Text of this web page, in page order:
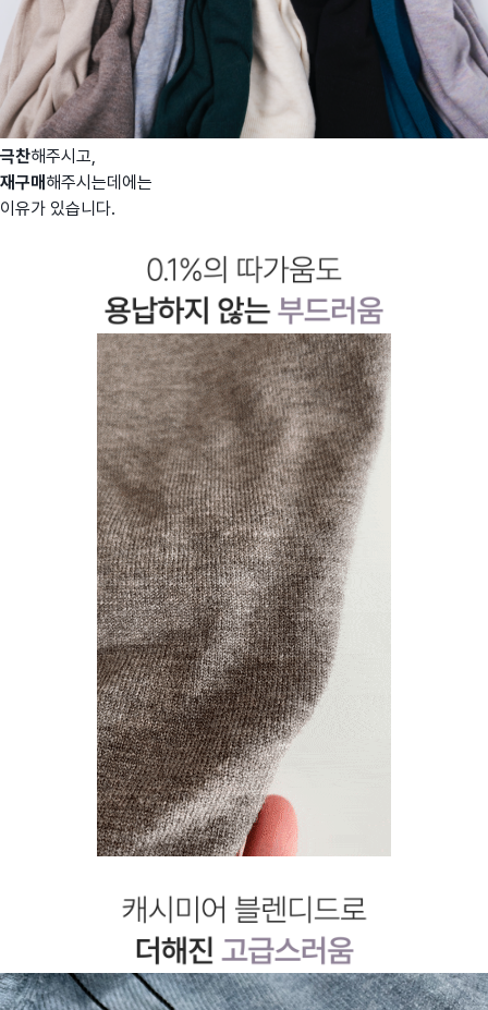
극찬해주시고,
재구매 해주시는데에는
이유가 있습니다.